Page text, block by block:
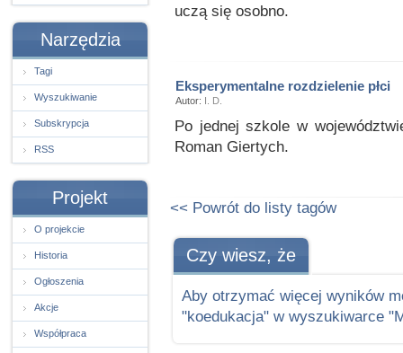
Narzędzia
Tagi
Wyszukiwanie
Subskrypcja
RSS
Projekt
O projekcie
Historia
Ogłoszenia
Akcje
Współpraca
uczą się osobno.
Eksperymentalne rozdzielenie płci
Autor: I. D.
Po jednej szkole w
Roman Giertych.
<< Powrót do listy tagów
Czy wiesz, że
Aby otrzymać więcej wyników
"koedukacja" w wyszukiwarce